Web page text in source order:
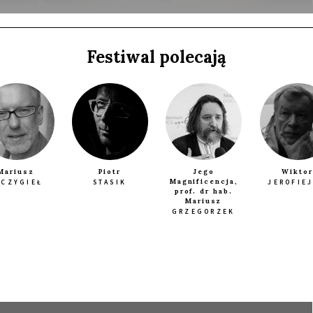
Festiwal polecają
Piotr
STASIK
Jego
Magnificencja,
prof. dr hab.
Mariusz
GRZEGORZEK
Wiktor